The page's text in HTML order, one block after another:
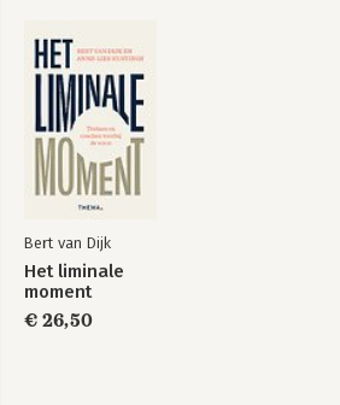
Bert van Dijk
Het liminale
moment
€ 26,50